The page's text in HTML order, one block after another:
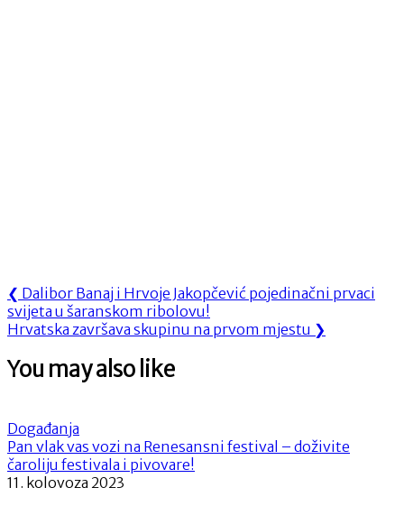
Navigacija
objava
❮ Previous
Post:
Dalibor Banaj i Hrvoje Jakopčević pojedinačni prvaci
svijeta u šaranskom ribolovu!
Next
Hrvatska završava skupinu na prvom mjestu ❯
You may also like
Događanja
Pan vlak vas vozi na Renesansni festival – doživite
čaroliju festivala i pivovare!
11. kolovoza 2023